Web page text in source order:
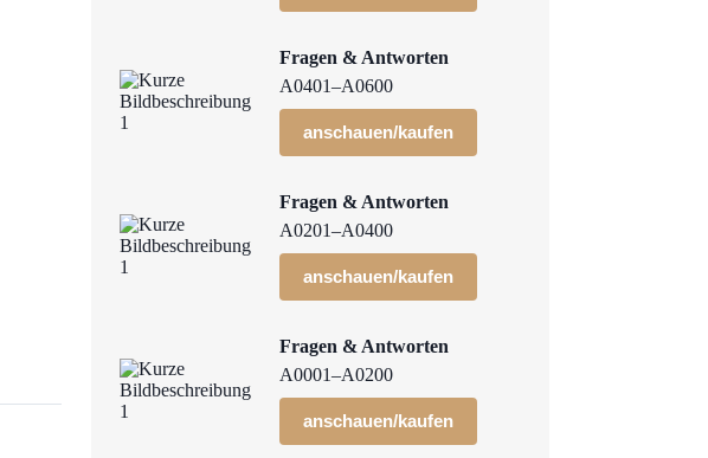
Fragen & Antworten
A0401–A0600
anschauen/kaufen
Fragen & Antworten
A0201–A0400
anschauen/kaufen
Fragen & Antworten
A0001–A0200
anschauen/kaufen